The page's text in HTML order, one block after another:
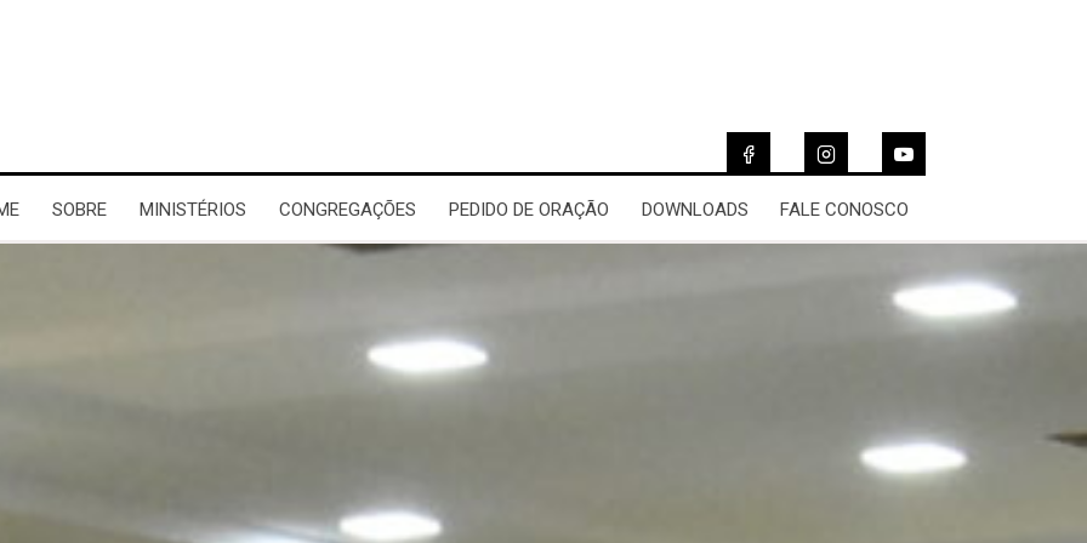
SOBRE MINISTÉRIOS CONGREGAÇÕES PEDIDO DE ORAÇÃO DOWNLOADS FALE CONOSCO